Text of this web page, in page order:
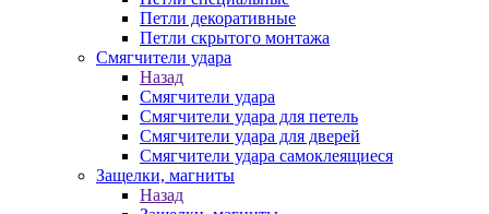
Петли декоративные
Петли скрытого монтажа
Смягчители удара
Назад
Смягчители удара
Смягчители удара для петель
Смягчители удара для дверей
Cмягчители удара самоклеящиеся
Защелки, магниты
Назад